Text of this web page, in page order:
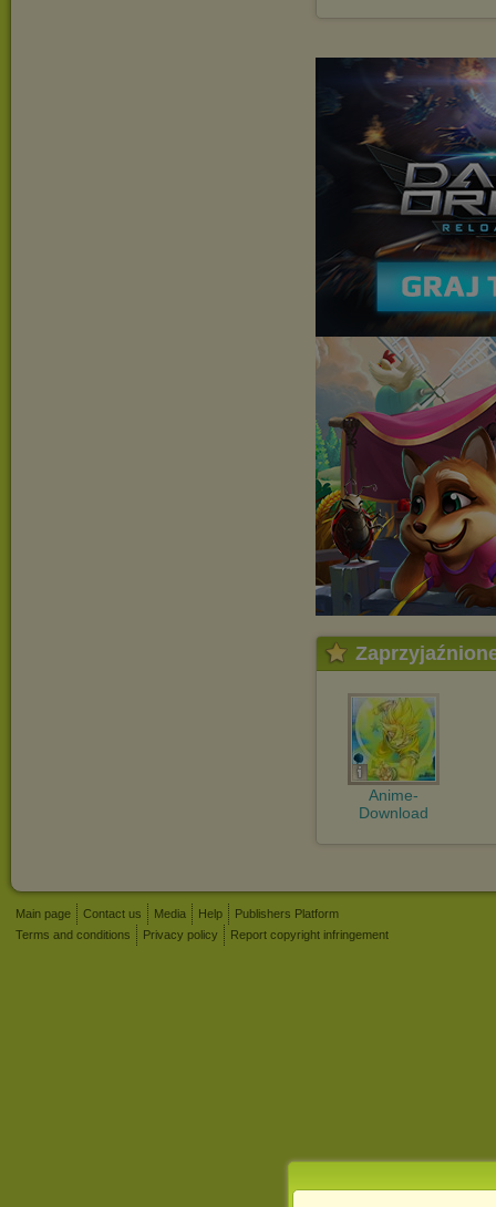
Anime-
Download
Main page Contact us Media Help
Publishers Platform
Terms and conditions
Privacy policy Report copyright infringement